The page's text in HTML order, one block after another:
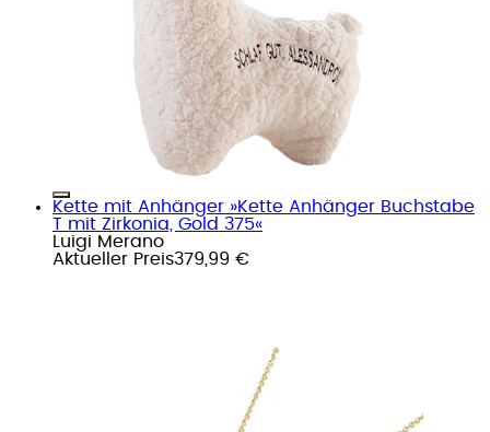
Kette mit Anhänger »Kette Anhänger Buchstabe
T mit Zirkonia, Gold 375«
Luigi Merano
Aktueller Preis379,99 €